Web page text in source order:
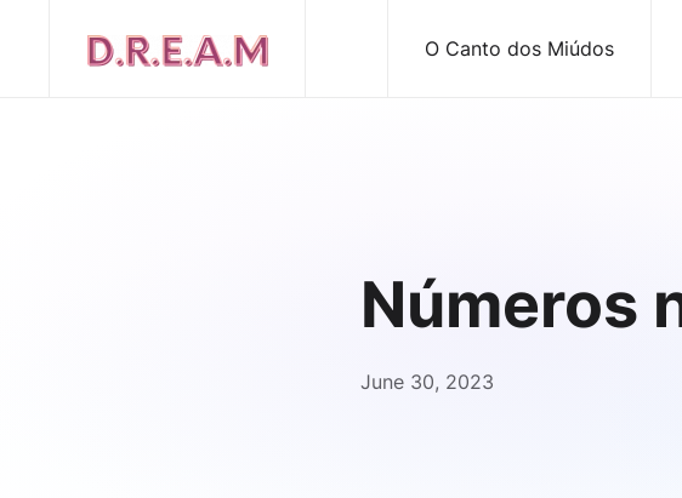
O Canto dos Miúdos
Números
June 30, 2023